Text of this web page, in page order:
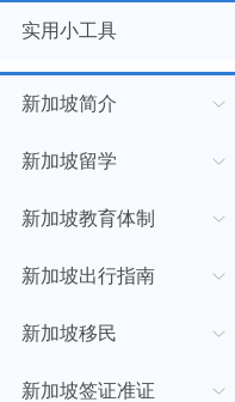
实用小工具
新加坡简介
新加坡留学
新加坡教育体制
新加坡出行指南
新加坡移民
新加坡签证准证